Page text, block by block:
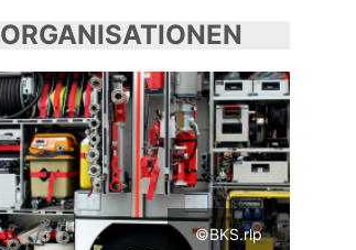
ORGANISATIONEN
©BKS.rlp